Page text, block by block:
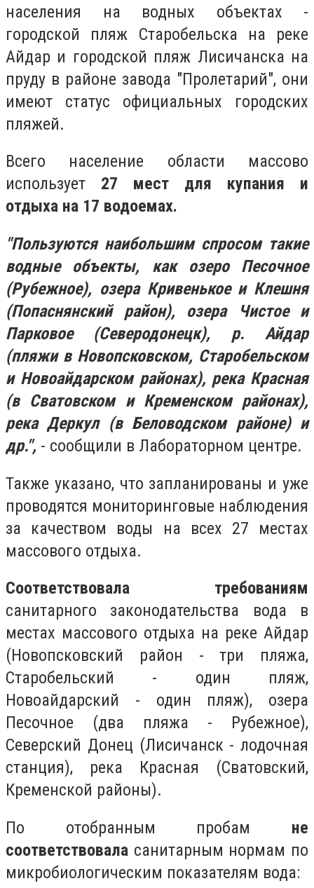
населения на водных объектах -
городской пляж Старобельска на реке
Айдар и городской пляж Лисичанска на
пруду в районе завода "Пролетарий", они
имеют статус официальных городских
пляжей.
Всего население области массово
использует 27 мест для купания и
отдыха на 17 водоемах.
"Пользуются наибольшим спросом такие
водные объекты, как озеро Песочное
(Рубежное), озера Кривенькое и Клешня
(Попаснянский район), озера Чистое и
Парковое (Северодонецк), р. Айдар
(пляжи в Новопсковском, Старобельском
и Новоайдарском районах), pека Красная
(в Сватовском и Кременском районах),
pека Деркул (в Беловодском районе) и
др.", - сообщили в Лабораторном центре.
Также указано, что запланированы и уже
проводятся мониторинговые наблюдения
за качеством воды на всех 27 местах
массового отдыха.
Соответствовала требованиям
санитарного законодательства вода в
местах массового отдыха на реке Айдар
(Новопсковский район - три пляжа,
Старобельский - один пляж,
Новоайдарский - один пляж), озера
Песочное (два пляжа - Рубежное),
Северский Донец (Лисичанск - лодочная
станция), pека Красная (Сватовский,
Кременской районы).
По отобранным пробам не
соответствовала санитарным нормам по
микробиологическим показателям вода: